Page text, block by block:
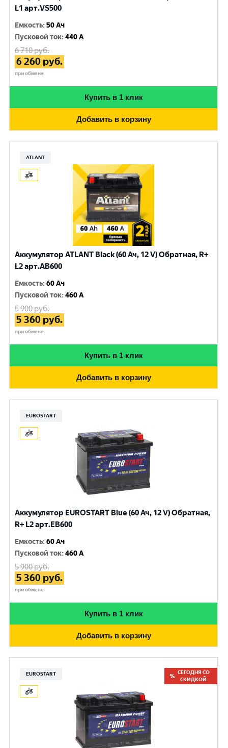
L1 арт.VS500
Емкость:50 Ач
Пусковой ток:440 A
6 710руб.
6 260 руб.
при обмене
Купить в 1 клик
Добавить в корзину
ATLANT
Аккумулятор ATLANT Black (60 Ач, 12 V) Обратная, R+
L2 арт.AB600
Емкость:60 Ач
Пусковой ток:460 A
5 900руб.
5 360 руб.
при обмене
Купить в 1 клик
Добавить в корзину
EUROSTART
Аккумулятор EUROSTART Blue (60 Ач, 12 V) Обратная,
R+ L2 арт.EB600
Емкость:60 Ач
Пусковой ток:460 A
5 900руб.
5 360 руб.
при обмене
Купить в 1 клик
Добавить в корзину
EUROSTART
СЕГОДНЯ СО
СКИДКОЙ